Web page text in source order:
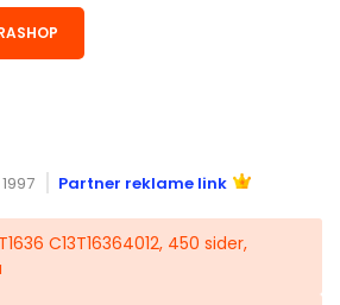
Partner reklame link
C13T16364012, 450 sider,